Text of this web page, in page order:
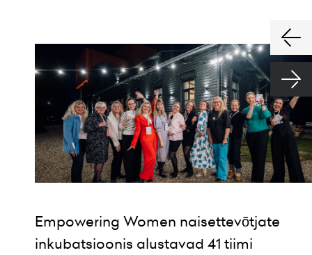
Empowering Women naisettevõtjate
inkubatsioonis alustavad 41 tiimi